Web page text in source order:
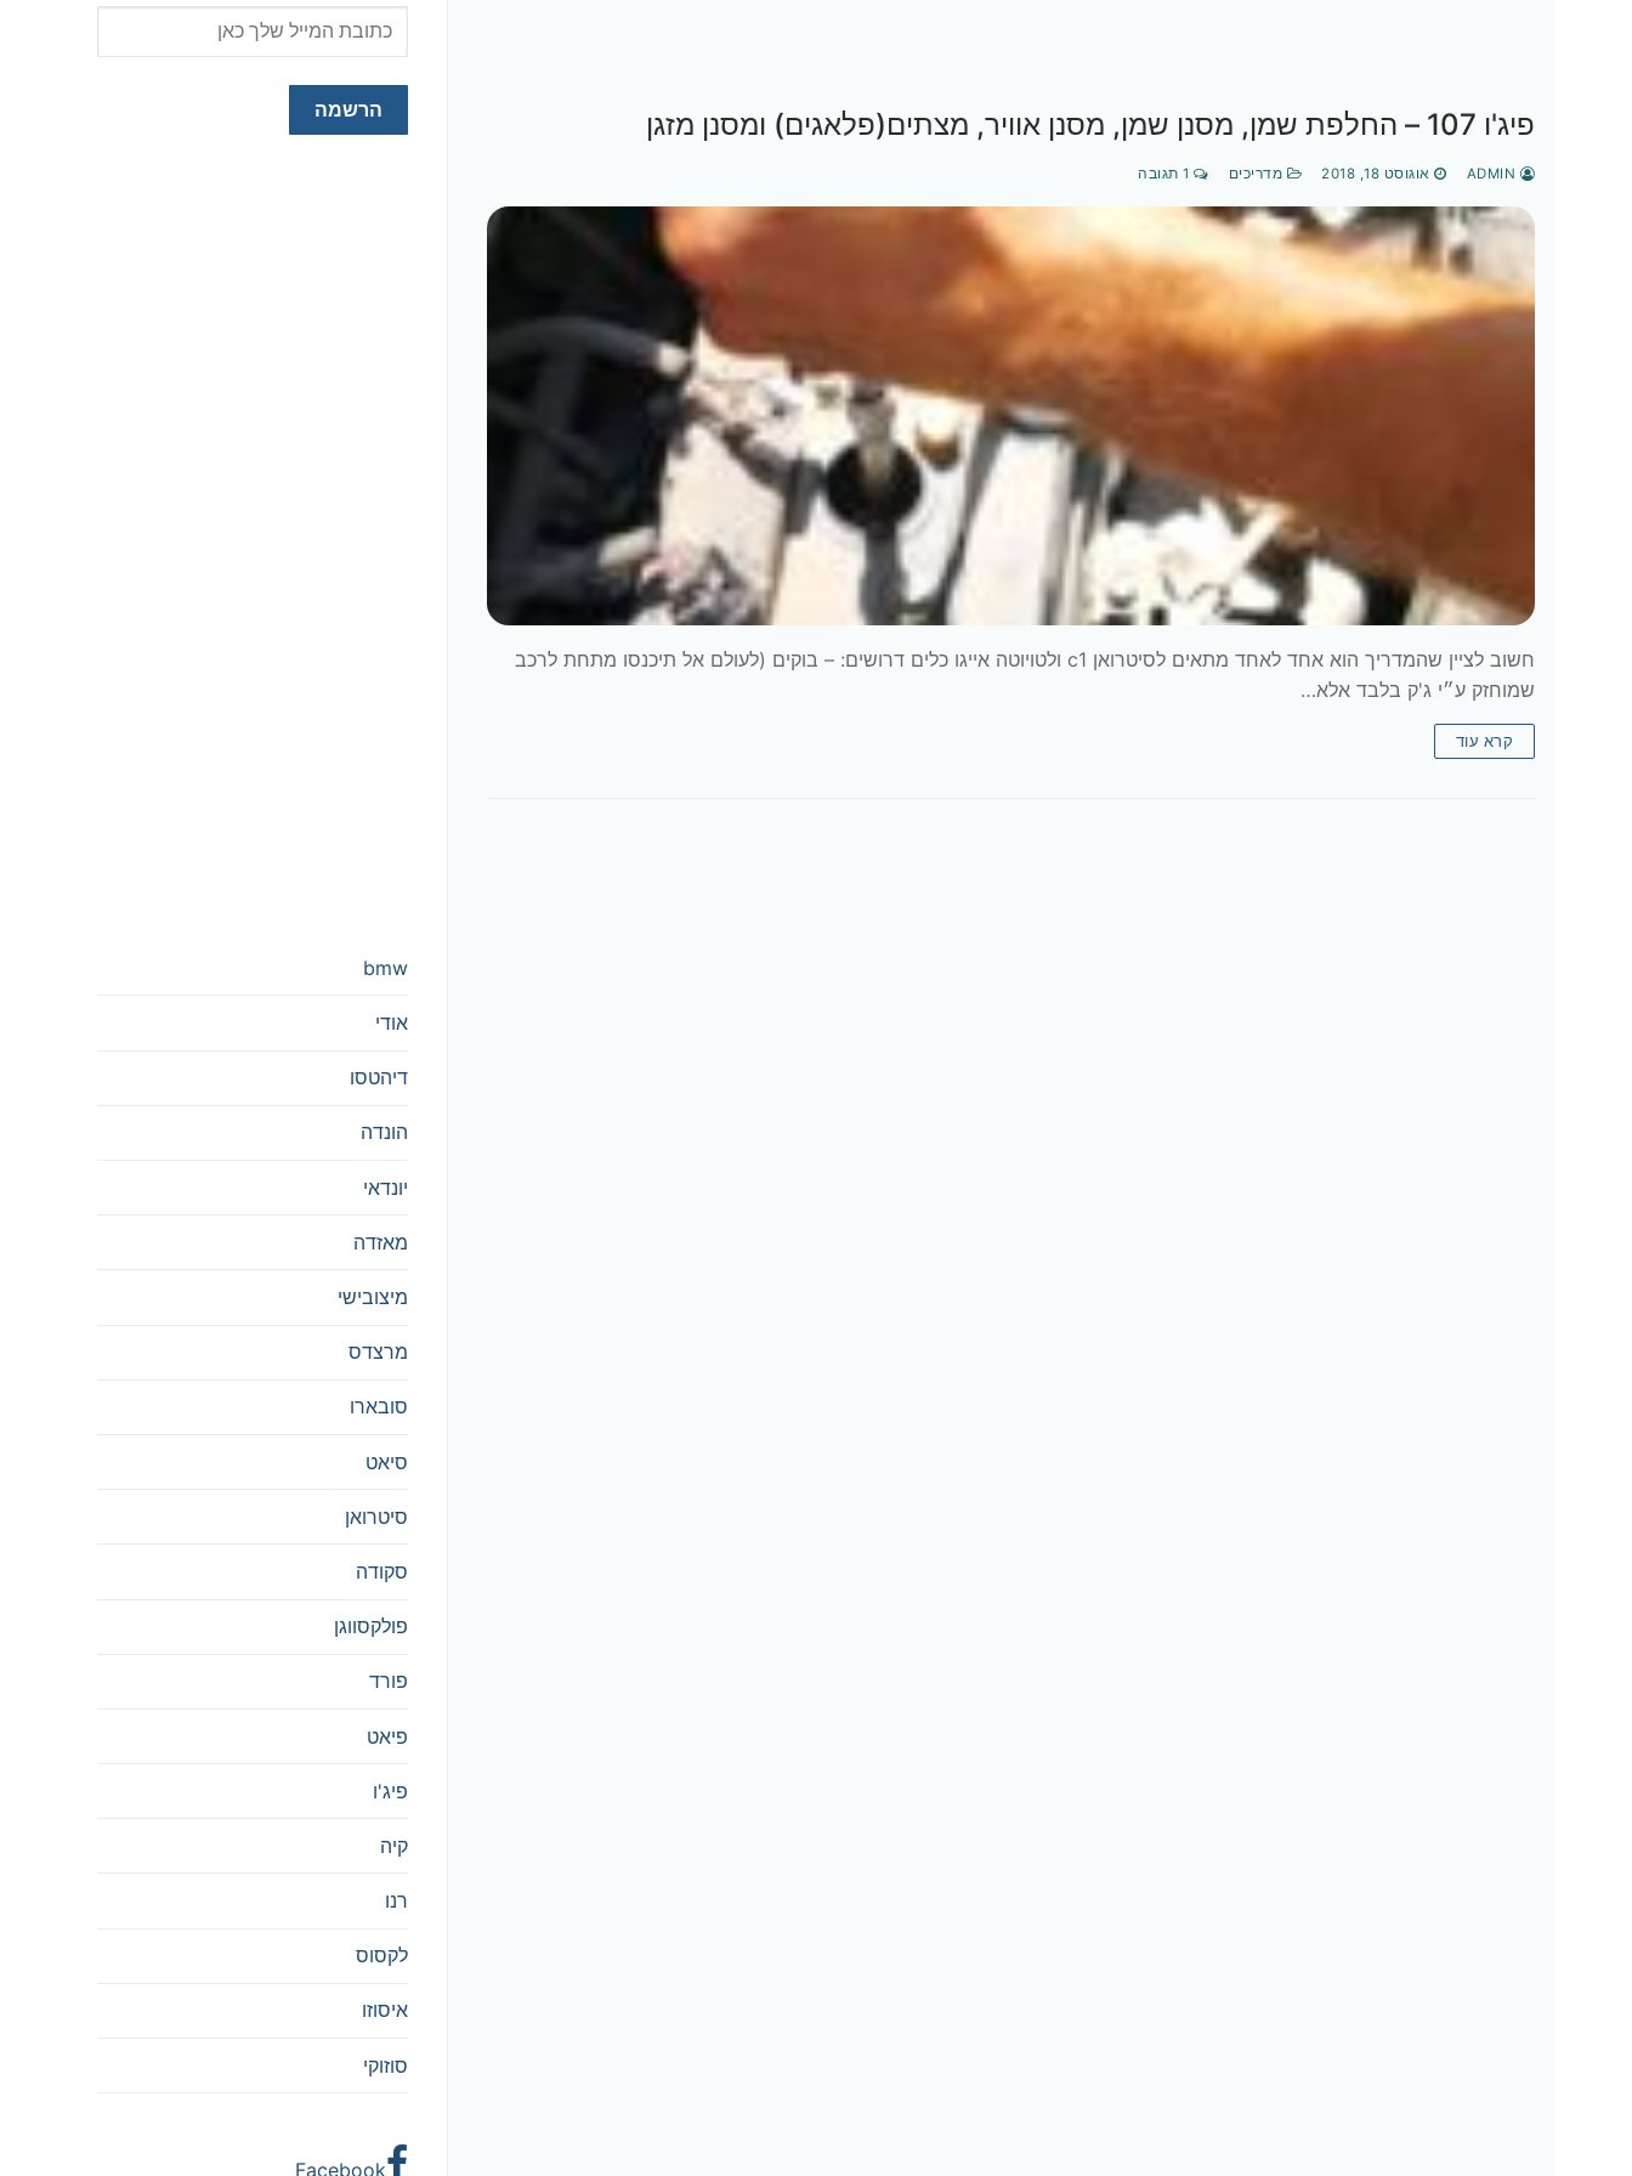
פיג'ו 107 – החלפת שמן, מסנן שמן, מסנן אוויר, מצתים(פלאגים) ומסנן מזגן
אוגוסט 18, 2018 מדריכים
חשוב לציין שהמדריך הוא אחד לאחד מתאים לסיטרואן c1 ולטויוטה אייגו כלים דרושים: – בוקים (לעולם אל תיכנסו מתחת לרכב
שמוחזק ע״י ג'ק בלבד אלא…
קרא עוד
bmw
אודי
דיהטסו
הונדה
יונדאי
מאזדה
מיצובישי
מרצדס
סובארו
סיאט
סיטרואן
סקודה
פולקסווגן
פורד
פיאט
פיג'ו
קיה
רנו
לקסוס
איסוזו
סוזוקי
Facebook